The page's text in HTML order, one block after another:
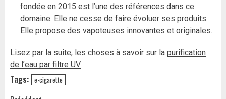
fondée en 2015 est l’une des références dans ce
domaine. Elle ne cesse de faire évoluer ses produits.
Elle propose des vapoteuses innovantes et originales.
Lisez par la suite, les choses à savoir sur la purification
de l’eau par filtre UV
Tags: e-cigarette